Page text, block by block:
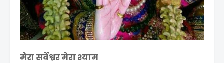
मेरा सर्वेश्वर मेरा श्याम